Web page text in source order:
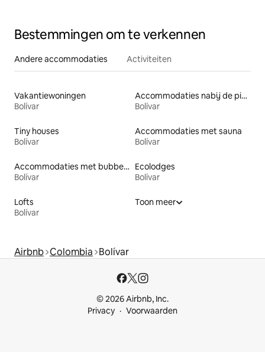
Bestemmingen om te verkennen
Andere accommodaties Activiteiten
Vakantiewoningen
Bolívar
Accommodaties nabij de piste
Bolívar
Tiny houses
Bolívar
Accommodaties met sauna
Bolívar
Accommodaties met bubbelbad
Bolívar
Ecolodges
Bolívar
Lofts
Bolívar
Toon meer
Airbnb Colombia Bolívar
© 2026 Airbnb, Inc.
Privacy
Voorwaarden